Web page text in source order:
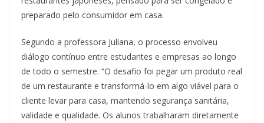
preparado pelo consumidor em casa.
Segundo a professora Juliana, o processo envolveu
diálogo contínuo entre estudantes e empresas ao longo
de todo o semestre. “O desafio foi pegar um produto real
de um restaurante e transformá-lo em algo viável para o
cliente levar para casa, mantendo segurança sanitária,
validade e qualidade. Os alunos trabalharam diretamente